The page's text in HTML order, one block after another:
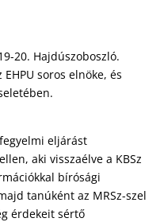
20. Hajdúszoboszló.
soros elnöke, és
eljárást
aki visszaélve a KBSz
bírósági
tanúként az MRSz-szel
érdekeit sértő